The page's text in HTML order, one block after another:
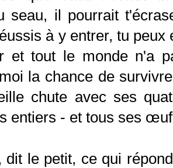
seau, il pourrait
à y entrer, tu peux
et tout le monde n'a
la chance de
chute avec ses
entiers - et tous ses
dit le petit, ce qui